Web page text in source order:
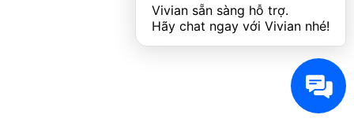
Vivian sẵn sàng hỗ trợ.
Hãy chat ngay với Vivian nhé!